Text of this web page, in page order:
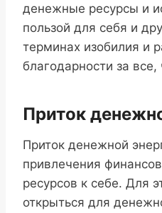
денежные ресурсы и
пользой для себя и
терминах изобилия и
благодарности за
Приток
Приток денежной
привлечения
ресурсов к себе. Для
открыться для